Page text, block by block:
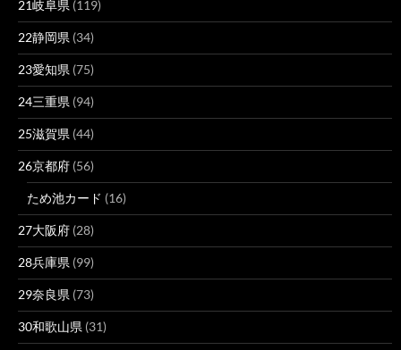
21岐阜県 (119)
22静岡県 (34)
23愛知県 (75)
24三重県 (94)
25滋賀県 (44)
26京都府 (56)
ため池カード (16)
27大阪府 (28)
28兵庫県 (99)
29奈良県 (73)
30和歌山県 (31)